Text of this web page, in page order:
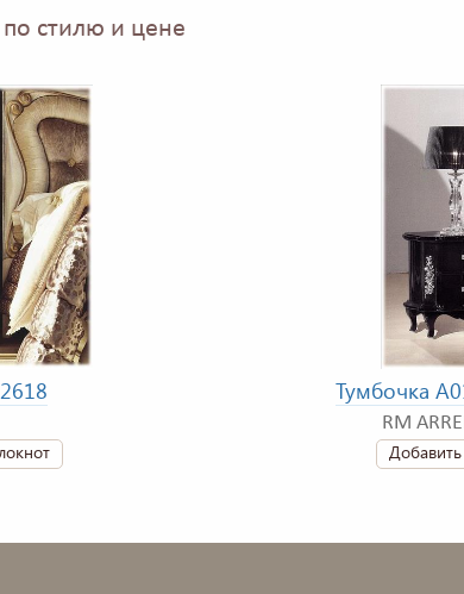
стилю и цене
Тумбочка
RM